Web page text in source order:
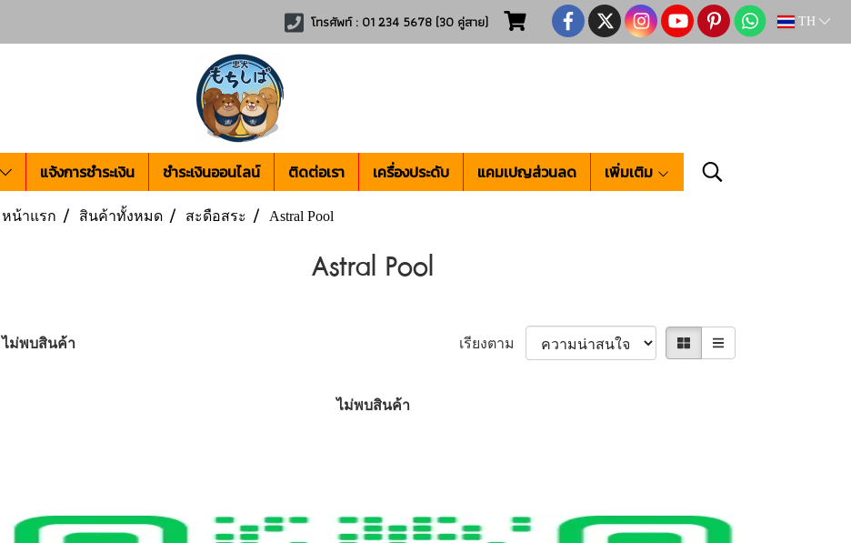
โทรศัพท์ : 01 234 5678 (30 คู่สาย) TH
แจ้งการชำระเงิน ชำระเงินออนไลน์ ติดต่อเรา เครื่องประดับ แคมเปญส่วนลด เพิ่มเติม
หน้าแรก สินค้าทั้งหมด สะดือสระ Astral Pool
Astral Pool
ไม่พบสินค้า เรียงตาม
ไม่พบสินค้า